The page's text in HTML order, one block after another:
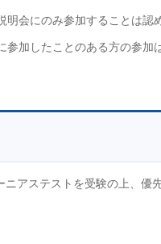
会にのみ参加することは
加したことのある方の参
アステストを受験の上、